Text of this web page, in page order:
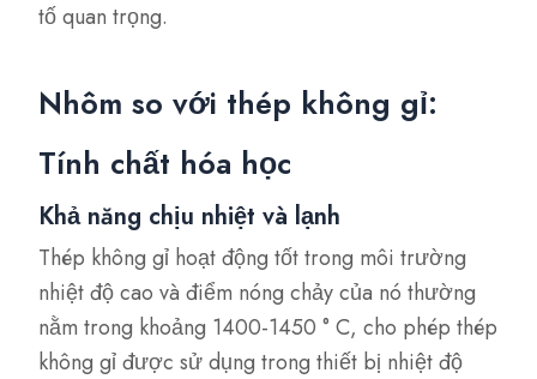
tố quan trọng.
Nhôm so với thép không gỉ:
Tính chất hóa học
Khả năng chịu nhiệt và lạnh
Thép không gỉ hoạt động tốt trong môi trường
nhiệt độ cao và điểm nóng chảy của nó thường
nằm trong khoảng 1400-1450 ° C, cho phép thép
không gỉ được sử dụng trong thiết bị nhiệt độ